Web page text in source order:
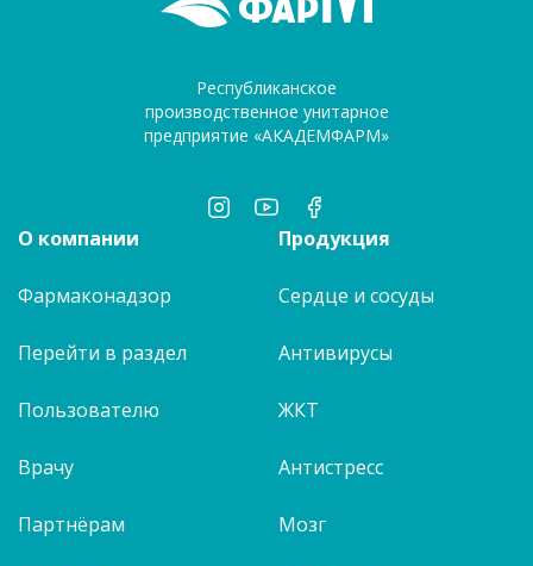
Республиканское
производственное унитарное
предприятие «АКАДЕМФАРМ»
О компании
Фармаконадзор
Перейти в раздел
Пользователю
Врачу
Партнёрам
Продукция
Сердце и сосуды
Антивирусы
ЖКТ
Антистресс
Мозг